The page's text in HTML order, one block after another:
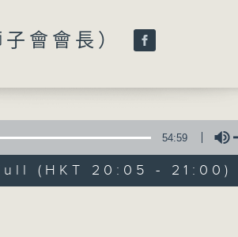
名人，開展繽紛旅程。
會會長）
54:59
(HKT 20:05 - 21:00)